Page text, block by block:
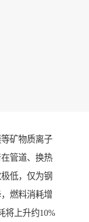
矿物质离子
管道、换热
低，仅为钢
燃料消耗增
将上升约10%